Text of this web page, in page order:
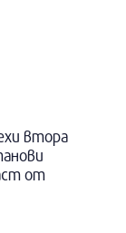
втора
от